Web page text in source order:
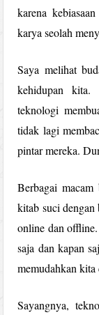
karena
karya seolah
Saya melihat
kehidupan kita.
teknologi
tidak lagi
pintar mereka.
Berbagai
kitab suci dengan
online dan
saja dan kapan
memudahkan kita
Sayangnya,